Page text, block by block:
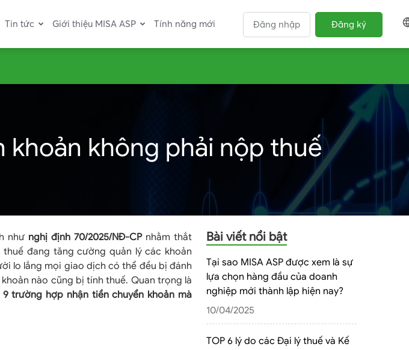
Tin tức Giới thiệu MISA ASP Tính năng mới Đăng nhập Đăng ký
khoản không phải nộp thuế
như nghị định 70/2025/NĐ-CPnhằm thắt
đang tăng cường quản lý các khoản
lo lắng mọi giao dịch có thể đều bị đánh
nào cũng bị tính thuế. Quan trọng là
9 trường hợp nhận tiền chuyển khoản mà
Bài viết nổi bật
Tại sao MISA ASP được xem là sự
lựa chọn hàng đầu của doanh
nghiệp mới thành lập hiện nay?
10/04/2025
TOP 6 lý do các Đại lý thuế và Kế